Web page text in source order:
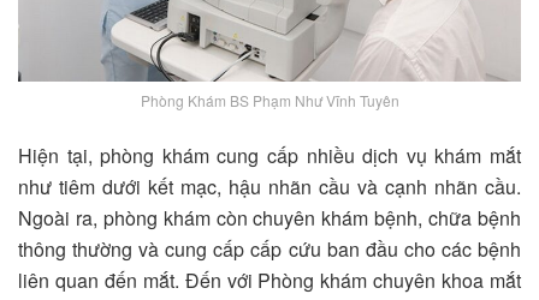
Phòng Khám BS Phạm Như Vĩnh Tuyên
Hiện tại, phòng khám cung cấp nhiều dịch vụ khám mắt
như tiêm dưới kết mạc, hậu nhãn cầu và cạnh nhãn cầu.
Ngoài ra, phòng khám còn chuyên khám bệnh, chữa bệnh
thông thường và cung cấp cấp cứu ban đầu cho các bệnh
liên quan đến mắt. Đến với Phòng khám chuyên khoa mắt